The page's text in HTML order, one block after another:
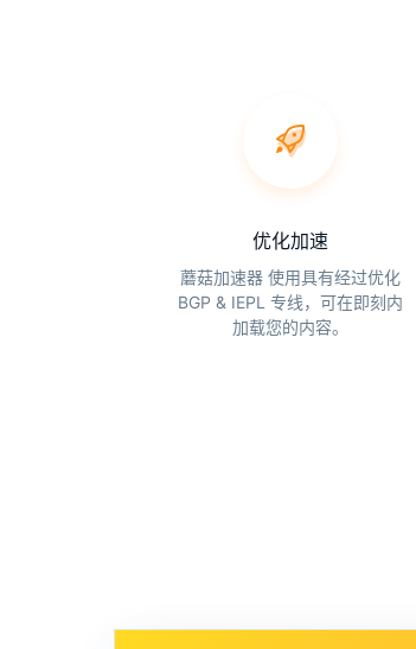
优化加速
蘑菇加速器 使用具有经过优化
BGP & IEPL 专线，可在即刻内
加载您的内容。